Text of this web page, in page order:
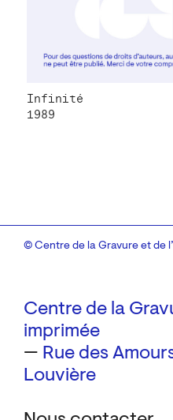
Infinité
1989
Centre de la
imprimée
— Rue des
Louvière
© Centre de la Gravure et de